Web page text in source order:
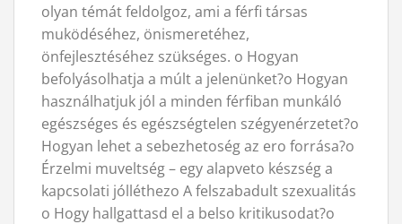
olyan témát feldolgoz, ami a férfi társas
muködéséhez, önismeretéhez,
önfejlesztéséhez szükséges. o Hogyan
befolyásolhatja a múlt a jelenünket?o Hogyan
használhatjuk jól a minden férfiban munkáló
egészséges és egészségtelen szégyenérzetet?o
Hogyan lehet a sebezhetoség az ero forrása?o
Érzelmi muveltség – egy alapveto készség a
kapcsolati jólléthezo A felszabadult szexualitás
o Hogy hallgattasd el a belso kritikusodat?o